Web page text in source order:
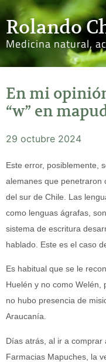
Rolando
Medicina natural,
En mi
“w” en
29 octubre 2024
Este error, posiblemente,
alemanes que penetraron
del sur de Chile. Las
como lenguas ágrafas,
sistema de escritura
hablado. Este es el caso
Es habitual que se le
Huelén y no como Welén,
no hubo presencia de
Araucanía.
Días atrás, al ir a comprar
Farmacias Mapuches, la